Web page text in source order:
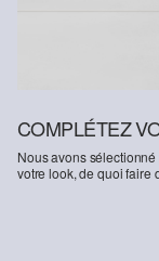
COMPLÉTEZ
Nous avons
votre look, de quoi faire